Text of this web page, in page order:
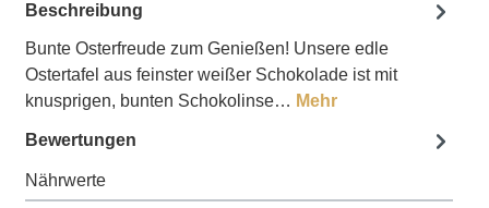
Beschreibung
Bunte Osterfreude zum Genießen! Unsere edle
Ostertafel aus feinster weißer Schokolade ist mit
knusprigen, bunten Schokolinse… Mehr
Bewertungen
Nährwerte